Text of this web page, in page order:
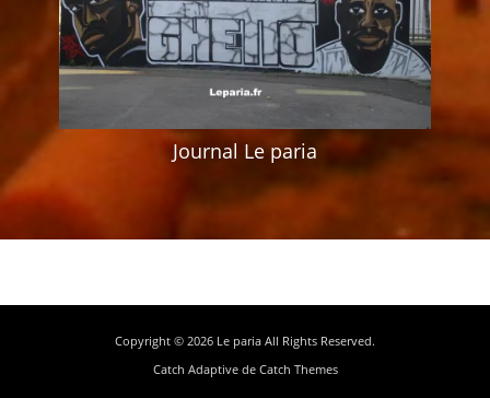
Journal Le paria
Copyright © 2026 Le paria All Rights Reserved.
Catch Adaptive de Catch Themes